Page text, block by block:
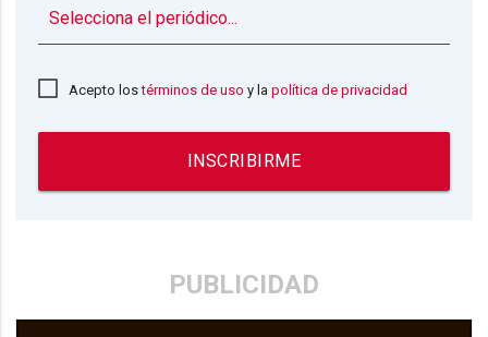
Acepto lostérminos de uso y lapolítica de privacidad
INSCRIBIRME
PUBLICIDAD